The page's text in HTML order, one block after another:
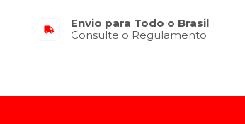
Envio para Todo o Brasil
Consulte o Regulamento